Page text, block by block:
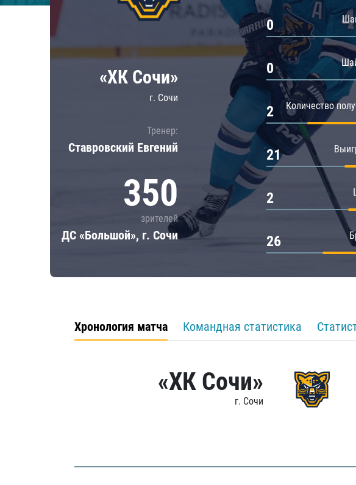
Локомотив
ЦСКА
Шанхайские Драконы
Амур
Барыс
Салават
«ХК Сочи»
г. Сочи
Тренер:
Ставровский Евгений
350
зрителей
ДС «Большой», г. Сочи
0
0
Количество
2
21
2
26
Хронология матча Командная статистика
«ХК Сочи»
г. Сочи